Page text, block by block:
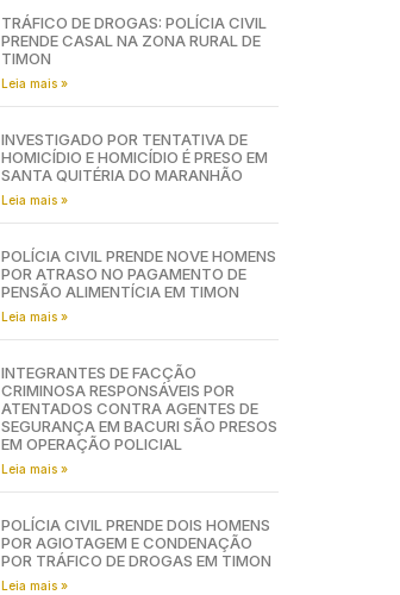
TRÁFICO DE DROGAS: POLÍCIA CIVIL
PRENDE CASAL NA ZONA RURAL DE
TIMON
Leia mais »
INVESTIGADO POR TENTATIVA DE
HOMICÍDIO E HOMICÍDIO É PRESO EM
SANTA QUITÉRIA DO MARANHÃO
Leia mais »
POLÍCIA CIVIL PRENDE NOVE HOMENS
POR ATRASO NO PAGAMENTO DE
PENSÃO ALIMENTÍCIA EM TIMON
Leia mais »
INTEGRANTES DE FACÇÃO
CRIMINOSA RESPONSÁVEIS POR
ATENTADOS CONTRA AGENTES DE
SEGURANÇA EM BACURI SÃO PRESOS
EM OPERAÇÃO POLICIAL
Leia mais »
POLÍCIA CIVIL PRENDE DOIS HOMENS
POR AGIOTAGEM E CONDENAÇÃO
POR TRÁFICO DE DROGAS EM TIMON
Leia mais »